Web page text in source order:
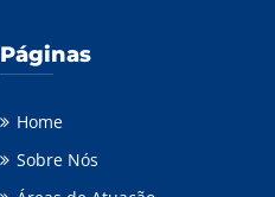
Páginas
Home
Sobre Nós